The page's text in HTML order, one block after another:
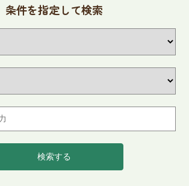
条件を指定して検索
検索する